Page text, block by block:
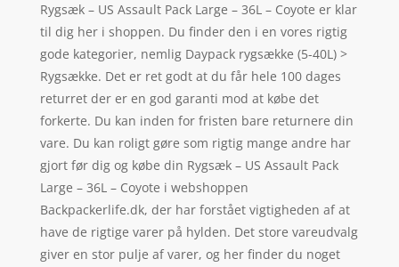
Rygsæk – US Assault Pack Large – 36L – Coyote er klar
til dig her i shoppen. Du finder den i en vores rigtig
gode kategorier, nemlig Daypack rygsække (5-40L) >
Rygsække. Det er ret godt at du får hele 100 dages
returret der er en god garanti mod at købe det
forkerte. Du kan inden for fristen bare returnere din
vare. Du kan roligt gøre som rigtig mange andre har
gjort før dig og købe din Rygsæk – US Assault Pack
Large – 36L – Coyote i webshoppen
Backpackerlife.dk, der har forstået vigtigheden af at
have de rigtige varer på hylden. Det store vareudvalg
giver en stor pulje af varer, og her finder du noget